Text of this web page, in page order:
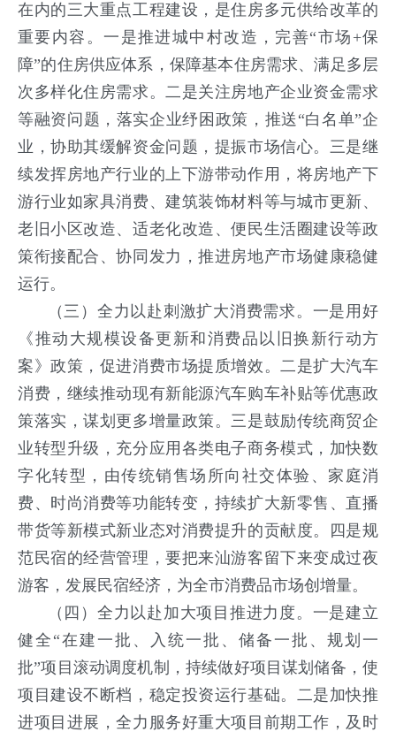
在内的三大重点工程建设，是住房多元供给改革的
重要内容。一是推进城中村改造，完善“市场+保
障”的住房供应体系，保障基本住房需求、满足多层
次多样化住房需求。二是关注房地产企业资金需求
等融资问题，落实企业纾困政策，推送“白名单”企
业，协助其缓解资金问题，提振市场信心。三是继
续发挥房地产行业的上下游带动作用，将房地产下
游行业如家具消费、建筑装饰材料等与城市更新、
老旧小区改造、适老化改造、便民生活圈建设等政
策衔接配合、协同发力，推进房地产市场健康稳健
运行。
（三）全力以赴刺激扩大消费需求。 一是用好
《推动大规模设备更新和消费品以旧换新行动方
案》政策，促进消费市场提质增效。二是扩大汽车
消费，继续推动现有新能源汽车购车补贴等优惠政
策落实，谋划更多增量政策。三是鼓励传统商贸企
业转型升级，充分应用各类电子商务模式，加快数
字化转型，由传统销售场所向社交体验、家庭消
费、时尚消费等功能转变，持续扩大新零售、直播
带货等新模式新业态对消费提升的贡献度。四是规
范民宿的经营管理，要把来汕游客留下来变成过夜
游客，发展民宿经济，为全市消费品市场创增量。
（四）全力以赴加大项目推进力度。 一是建立
健全“在建一批、入统一批、储备一批、规划一
批”项目滚动调度机制，持续做好项目谋划储备，使
项目建设不断档，稳定投资运行基础。二是加快推
进项目进展，全力服务好重大项目前期工作，及时